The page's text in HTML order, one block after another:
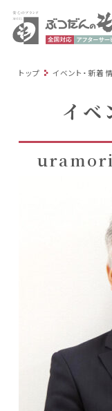
トップ イベント・新着
イベ
uramori